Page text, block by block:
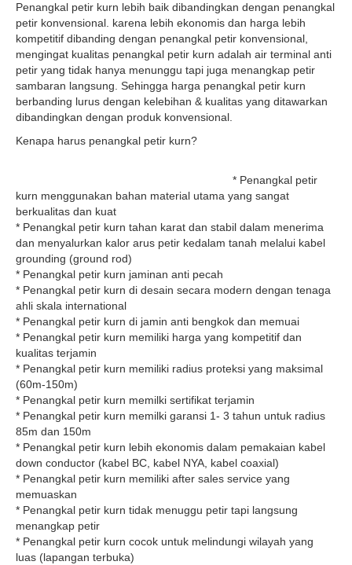
Penangkal petir kurn lebih baik dibandingkan dengan penangkal
petir konvensional. karena lebih ekonomis dan harga lebih
kompetitif dibanding dengan penangkal petir konvensional,
mengingat kualitas penangkal petir kurn adalah air terminal anti
petir yang tidak hanya menunggu tapi juga menangkap petir
sambaran langsung. Sehingga harga penangkal petir kurn
berbanding lurus dengan kelebihan & kualitas yang ditawarkan
dibandingkan dengan produk konvensional.
Kenapa harus penangkal petir kurn?
* Penangkal petir
kurn menggunakan bahan material utama yang sangat
berkualitas dan kuat
* Penangkal petir kurn tahan karat dan stabil dalam menerima
dan menyalurkan kalor arus petir kedalam tanah melalui kabel
grounding (ground rod)
* Penangkal petir kurn jaminan anti pecah
* Penangkal petir kurn di desain secara modern dengan tenaga
ahli skala international
* Penangkal petir kurn di jamin anti bengkok dan memuai
* Penangkal petir kurn memiliki harga yang kompetitif dan
kualitas terjamin
* Penangkal petir kurn memiliki radius proteksi yang maksimal
(60m-150m)
* Penangkal petir kurn memilki sertifikat terjamin
* Penangkal petir kurn memilki garansi 1- 3 tahun untuk radius
85m dan 150m
* Penangkal petir kurn lebih ekonomis dalam pemakaian kabel
down conductor (kabel BC, kabel NYA, kabel coaxial)
* Penangkal petir kurn memiliki after sales service yang
memuaskan
* Penangkal petir kurn tidak menuggu petir tapi langsung
menangkap petir
* Penangkal petir kurn cocok untuk melindungi wilayah yang
luas (lapangan terbuka)